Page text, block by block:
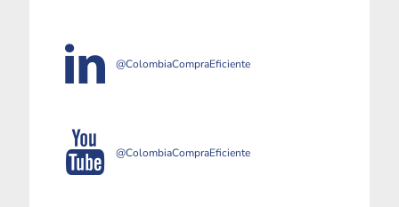
@ColombiaCompraEficiente
@ColombiaCompraEficiente